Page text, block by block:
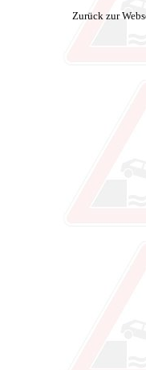
Zurück zur